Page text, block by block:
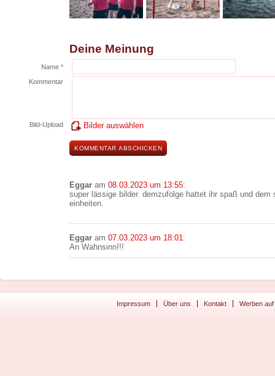
Deine Meinung
Name *
Kommentar
Bild-Upload Bilder auswählen
Eggar am 08.03.2023 um 13:55:
super lässige bilder. demzufolge hattet ihr spaß und
einheiten.
Eggar am 07.03.2023 um 18:01:
An Wahnsinn!!!
Impressum Über uns Kontakt Werben